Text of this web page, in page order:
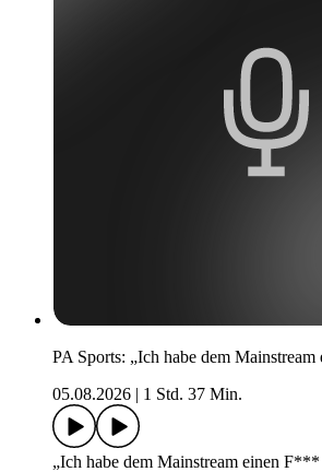
PA Sports: „Ich habe dem
05.08.2026 | 1 Std. 37 Min.
„Ich habe dem Mainstream einen F***